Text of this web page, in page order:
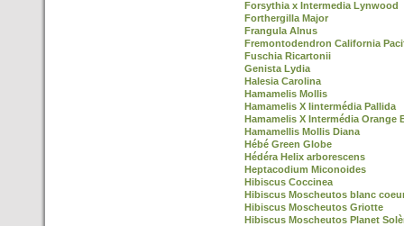
Forsythia x Intermedia Lynwood
Forthergilla Major
Frangula Alnus
Fremontodendron California
Fuschia Ricartonii
Genista Lydia
Halesia Carolina
Hamamelis Mollis
Hamamelis X Iintermédia Pallida
Hamamelis X Intermédia Orange
Hamamellis Mollis Diana
Hébé Green Globe
Hédéra Helix arborescens
Heptacodium Miconoides
Hibiscus Coccinea
Hibiscus Moscheutos blanc
Hibiscus Moscheutos Griotte
Hibiscus Moscheutos Planet